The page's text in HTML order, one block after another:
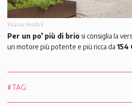
Ricarica Honda E
Per un po’ più di briosi consiglia la
un motore più potente e più ricca da 154
#TAG: